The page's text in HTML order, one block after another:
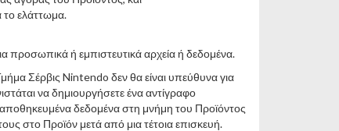
το ελάττωμα.
προσωπικά ή εμπιστευτικά αρχεία ή δεδομένα.
Σέρβις Nintendo δεν θα είναι υπεύθυνα για
να δημιουργήσετε ένα αντίγραφο
δεδομένα στη μνήμη του Προϊόντος
στο Προϊόν μετά από μια τέτοια επισκευή.